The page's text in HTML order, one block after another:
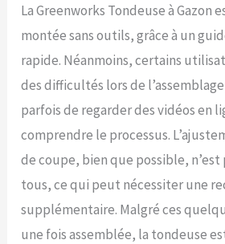
La Greenworks Tondeuse à Gazon
montée sans outils, grâce à un
rapide. Néanmoins, certains
des difficultés lors de
parfois de regarder des vidéos en
comprendre le processus.
de coupe, bien que possible,
tous, ce qui peut nécessiter une
supplémentaire. Malgré ces
une fois assemblée, la tondeuse